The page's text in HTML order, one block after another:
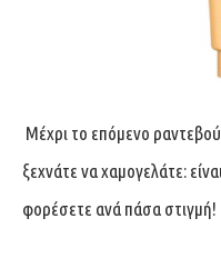
Μέχρι το επόμενο
ξεχνάτε να χαμογελάτε:
φορέσετε ανά πάσα στιγμή!